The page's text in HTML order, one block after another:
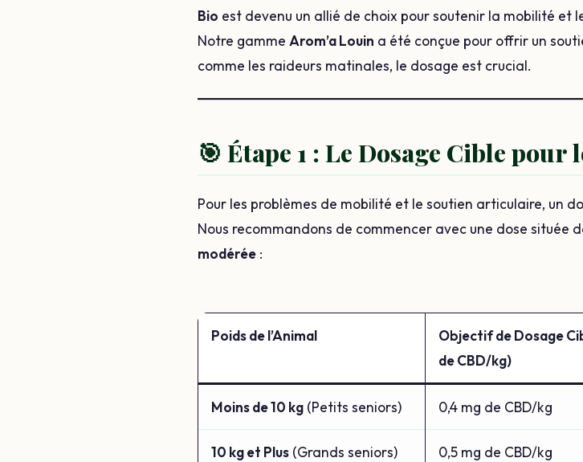
Bio est devenu un allié de choix pour soutenir la mobilité
Notre gamme Arom’a Louin a été conçue pour offrir un
comme les raideurs matinales, le dosage est crucial.
🎯 Étape 1 : Le Dosage Cible
Pour les problèmes de mobilité et le soutien articulaire, un
Nous recommandons de commencer avec une dose située
modérée :
Poids de l’Animal
Objectif de Dosage
de CBD/kg)
Moins de 10 kg (Petits seniors) 0,4 mg de CBD/kg
10 kg et Plus (Grands seniors) 0,5 mg de CBD/kg